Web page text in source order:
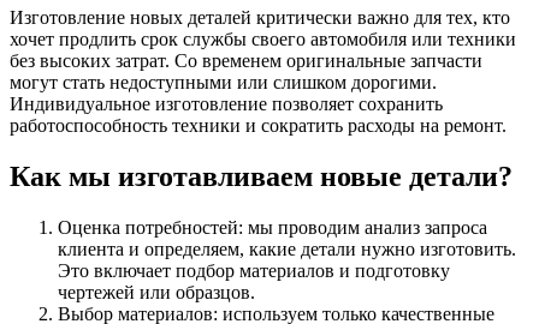
Изготовление новых деталей критически важно для тех, кто
хочет продлить срок службы своего автомобиля или техники
без высоких затрат. Со временем оригинальные запчасти
могут стать недоступными или слишком дорогими.
Индивидуальное изготовление позволяет сохранить
работоспособность техники и сократить расходы на ремонт.
Как мы изготавливаем новые детали?
Оценка потребностей: мы проводим анализ запроса
клиента и определяем, какие детали нужно изготовить.
Это включает подбор материалов и подготовку
чертежей или образцов.
Выбор материалов: используем только качественные